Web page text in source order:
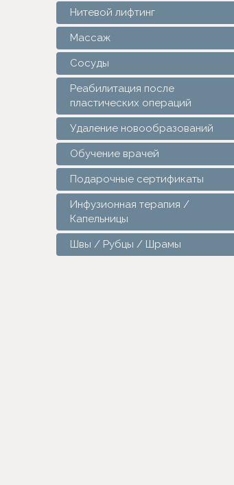
Нитевой лифтинг
Массаж
Сосуды
Реабилитация после
пластических операций
Удаление новообразований
Обучение врачей
Подарочные сертификаты
Инфузионная терапия /
Капельницы
Швы / Рубцы / Шрамы